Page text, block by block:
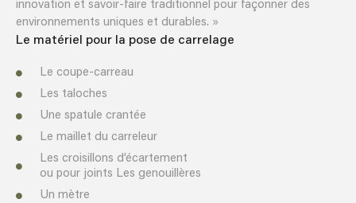
innovation et savoir-faire traditionnel pour façonner des
environnements uniques et durables. »
Le matériel pour la pose de carrelage
Le coupe-carreau
Les taloches
Une spatule crantée
Le maillet du carreleur
Les croisillons d’écartement
ou pour joints Les genouillères
Un mètre